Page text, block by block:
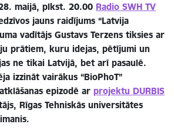
maijā, plkst. 20.00 Radio SWH TV
jauns raidījums “Latvija
vadītājs Gustavs Terzens tiksies ar
prātiem, kuru idejas, pētījumi un
ne tikai Latvijā, bet arī pasaulē.
izzināt vairākus “BioPhoT”
epizodē ar projektu DURBIS
Rīgas Tehniskās universitātes